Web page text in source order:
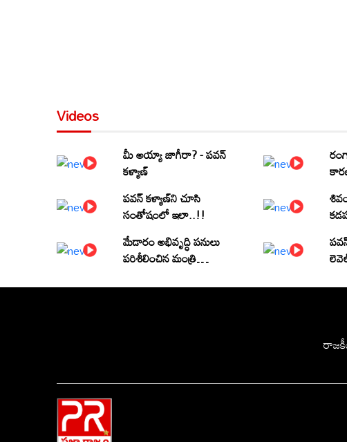
Videos
మీ అయ్యా జాగీరా? - పవన్
కళ్యాణ్
పవన్ కళ్యాణ్‌ని చూసి
సంతోషంలో ఇలా..!!
మేడారం అభివృద్ధి పనులు
పరిశీలించిన మంత్రి